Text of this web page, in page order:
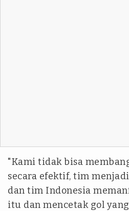
"Kami tidak bisa
secara efektif, tim
dan tim Indonesia
itu dan mencetak gol